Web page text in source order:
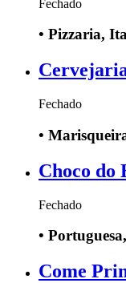
Fechado
• Pizzaria,
Fechado
•
Choco do
Fechado
•
Come